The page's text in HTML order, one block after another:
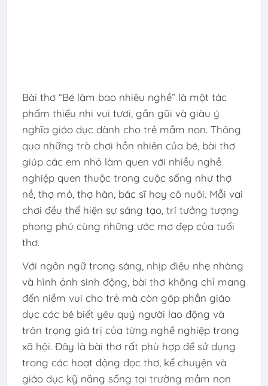
Bài thơ “Bé làm bao nhiêu nghề” là một tác
phẩm thiếu nhi vui tươi, gần gũi và giàu ý
nghĩa giáo dục dành cho trẻ mầm non. Thông
qua những trò chơi hồn nhiên của bé, bài thơ
giúp các em nhỏ làm quen với nhiều nghề
nghiệp quen thuộc trong cuộc sống như thợ
nề, thợ mỏ, thợ hàn, bác sĩ hay cô nuôi. Mỗi vai
chơi đều thể hiện sự sáng tạo, trí tưởng tượng
phong phú cùng những ước mơ đẹp của tuổi
thơ.
Với ngôn ngữ trong sáng, nhịp điệu nhẹ nhàng
và hình ảnh sinh động, bài thơ không chỉ mang
đến niềm vui cho trẻ mà còn góp phần giáo
dục các bé biết yêu quý người lao động và
trân trọng giá trị của từng nghề nghiệp trong
xã hội. Đây là bài thơ rất phù hợp để sử dụng
trong các hoạt động đọc thơ, kể chuyện và
giáo dục kỹ năng sống tại trường mầm non